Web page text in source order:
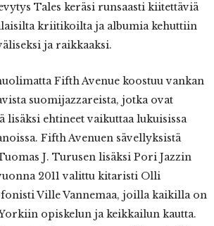
Tales keräsi runsaasti kiitettäviä
kriitikoilta ja albumia kehuttiin
ja raikkaaksi.
Fifth Avenue koostuu vankan
suomijazzareista, jotka ovat
lisäksi ehtineet vaikuttaa lukuisissa
Fifth Avenuen sävellyksistä
J. Turusen lisäksi Pori Jazzin
2011 valittu kitaristi Olli
Ville Vannemaa, joilla kaikilla on
opiskelun ja keikkailun kautta.